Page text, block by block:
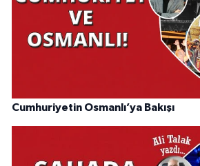
Cumhuriyetin Osmanlı’ya Bakışı